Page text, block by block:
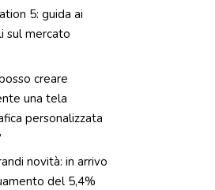
5: guida ai
sul mercato
creare
una tela
personalizzata
novità: in arrivo
del 5,4%